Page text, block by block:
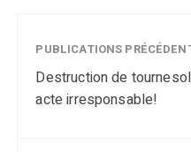
PUBLICATIONS
Destruction de
acte irresponsable!